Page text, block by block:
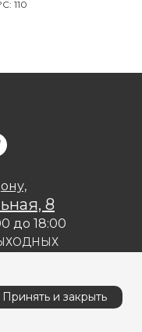
110
8
до 18:00
Принять и закрыть